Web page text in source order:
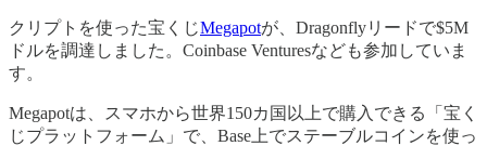
クリプトを使った宝くじMegapotが、Dragonflyリードで$5M
ドルを調達しました。Coinbase Venturesなども参加していま
す。
Megapotは、スマホから世界150カ国以上で購入できる「宝く
じプラットフォーム」で、Base上でステーブルコインを使っ